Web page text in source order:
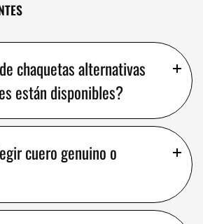
chaquetas alternativas
están disponibles?
cuero genuino o